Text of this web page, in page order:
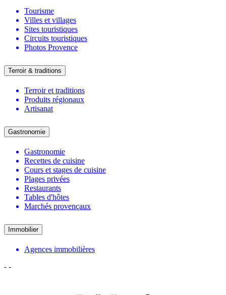
Tourisme
Villes et villages
Sites touristiques
Circuits touristiques
Photos Provence
Terroir & traditions
Terroir et traditions
Produits régionaux
Artisanat
Gastronomie
Gastronomie
Recettes de cuisine
Cours et stages de cuisine
Plages privées
Restaurants
Tables d'hôtes
Marchés provençaux
Immobilier
Agences immobilières
- -